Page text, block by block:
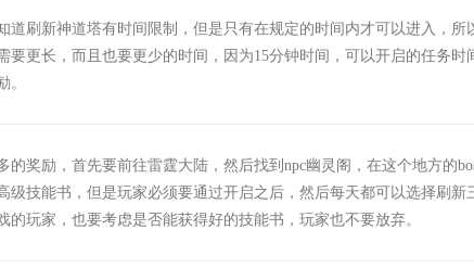
道刷新神道塔有时间限制，但是只有在规定的时间内才可以进入，所
要更长，而且也要更少的时间，因为15分钟时间，可以开启的任务时
。
的奖励，首先要前往雷霆大陆，然后找到npc幽灵阁，在这个地方的
级技能书，但是玩家必须要通过开启之后，然后每天都可以选择刷新
的玩家，也要考虑是否能获得好的技能书，玩家也不要放弃。